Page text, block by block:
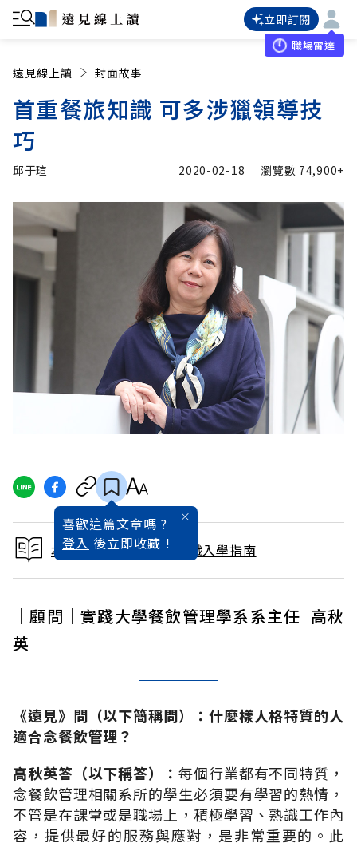
立即訂閱
職場雷達
遠見線上讀 封面故事
首重餐旅知識 可多涉獵領導技
巧
邱于瑄
邱于瑄 加入追蹤
2020-02-18 瀏覽數 74,900+
喜歡這篇文章嗎 ?
登入 後立即收藏 !
本文出自2020大學暨技職入學指南
│顧問│實踐大學餐飲管理學系系主任 高秋
英
《遠見》問（以下簡稱問）：什麼樣人格特質的人
適合念餐飲管理？
高秋英答（以下稱答）： 每個行業都有不同特質，
念餐飲管理相關系所的學生必須要有學習的熱情，
不管是在課堂或是職場上，積極學習、熟識工作內
容，提供最好的服務與應對，是非常重要的。此